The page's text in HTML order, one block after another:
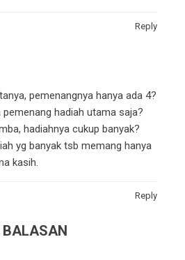
Reply
pemenangnya hanya ada 4?
hadiah utama saja?
hadiahnya cukup banyak?
yg banyak tsb memang hanya
kasih.
Reply